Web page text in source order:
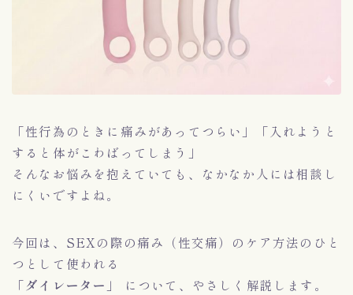
「性行為のときに痛みがあってつらい」「入れようと
すると体がこわばってしまう」
そんなお悩みを抱えていても、なかなか人には相談し
にくいですよね。
今回は、SEXの際の痛み（性交痛）のケア方法のひと
つとして使われる
「ダイレーター」
について、やさしく解説します。